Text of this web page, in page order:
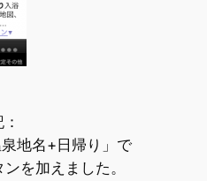
地名+日帰り」で
ンを加えました。